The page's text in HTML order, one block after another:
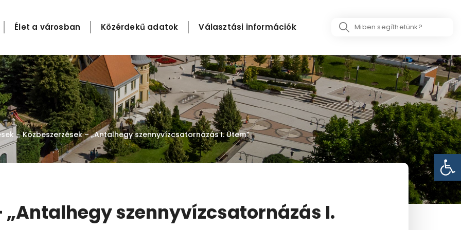
Élet a városban Közérdekű adatok Választási információk
Search
- Közbeszerzések – „Antalhegy szennyvízcsatornázás I. Ütem”
„Antalhegy szennyvízcsatornázás I.